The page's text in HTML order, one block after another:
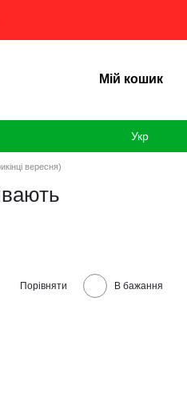
Мій кошик
Укр
вересня)
Порівняти В бажання